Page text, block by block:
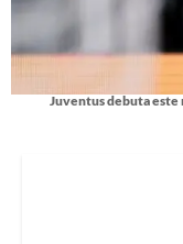
Juventus debuta este